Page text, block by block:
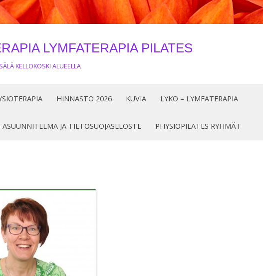
LYMFATERAPIA PILATES
KELLOKOSKI ALUEELLA
sisältöön
HINNASTO 2026 KUVIA LYKO – LYMFATERAPIA
JA TIETOSUOJASELOSTE PHYSIOPILATES RYHMÄT